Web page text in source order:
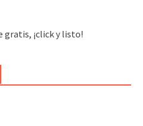
gratis, ¡click y listo!